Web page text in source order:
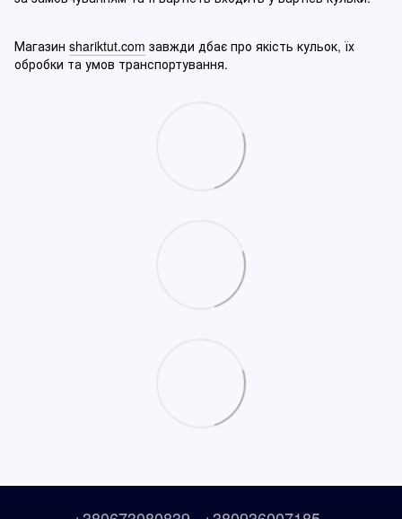
Магазин shariktut.com завжди дбає про якість кульок, їх
обробки та умов транспортування.